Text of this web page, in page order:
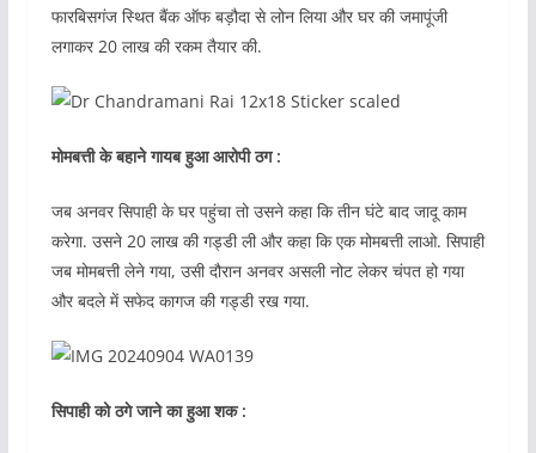
फारबिसगंज स्थित बैंक ऑफ बड़ौदा से लोन लिया और घर की जमापूंजी
लगाकर 20 लाख की रकम तैयार की.
मोमबत्ती के बहाने गायब हुआ आरोपी ठग :
जब अनवर सिपाही के घर पहुंचा तो उसने कहा कि तीन घंटे बाद जादू काम
करेगा. उसने 20 लाख की गड्डी ली और कहा कि एक मोमबत्ती लाओ. सिपाही
जब मोमबत्ती लेने गया, उसी दौरान अनवर असली नोट लेकर चंपत हो गया
और बदले में सफेद कागज की गड्डी रख गया.
सिपाही को ठगे जाने का हुआ शक :